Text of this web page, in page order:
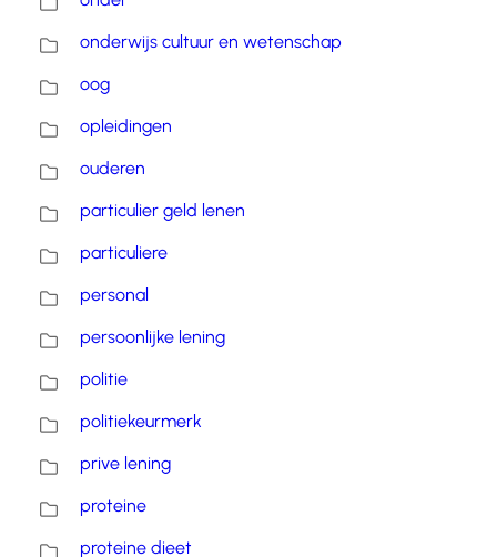
onderwijs cultuur en wetenschap
oog
opleidingen
ouderen
particulier geld lenen
particuliere
personal
persoonlijke lening
politie
politiekeurmerk
prive lening
proteine
proteine dieet